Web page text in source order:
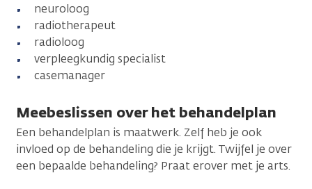
neuroloog
radiotherapeut
radioloog
verpleegkundig specialist
casemanager
Meebeslissen over het behandelplan
Een behandelplan is maatwerk. Zelf heb je ook
invloed op de behandeling die je krijgt. Twijfel je over
een bepaalde behandeling? Praat erover met je arts.